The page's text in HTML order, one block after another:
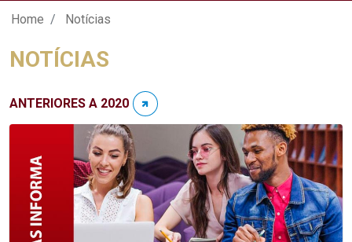
Notícias - Unicap
Home Notícias
NOTÍCIAS
ANTERIORES A 2020